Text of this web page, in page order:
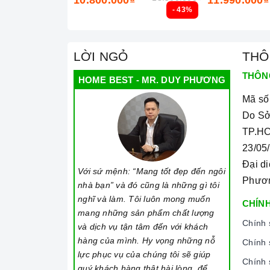
- 43%
LỜI NGỎ
HOME BEST - MR. DUY PHƯƠNG
Với sứ mệnh: “Mang tốt đẹp đến ngôi
nhà bạn” và đó cũng là những gì tôi
nghĩ và làm. Tôi luôn mong muốn
mang những sản phẩm chất lượng
và dịch vụ tận tâm đến với khách
hàng của mình. Hy vọng những nỗ
lực phục vụ của chúng tôi sẽ giúp
Mã
Do
23/
Đại
Chính
Chính
Chính